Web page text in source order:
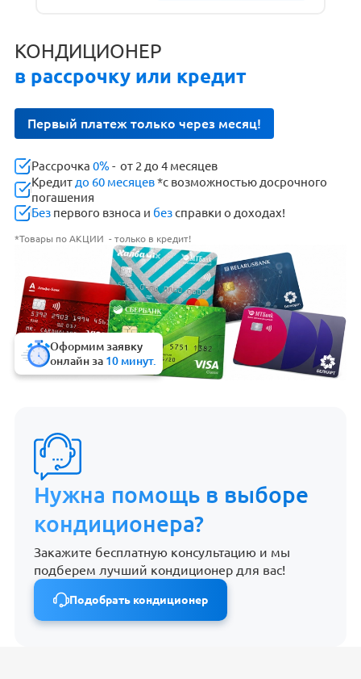
КОНДИЦИОНЕР
в рассрочку или кредит
Первый платеж только через месяц!
Рассрочка0% - от 2 до 4 месяцев
Кредит до 60 месяцев*с возможностью досрочного
погашения
Без первого взноса и безсправки о доходах!
*Товары по АКЦИИ - только в кредит!
Оформим заявку
онлайн за 10 минут.
Нужна помощь в выборе
кондиционера?
Закажите бесплатную консультацию и мы
подберем лучший кондиционер для вас!
Подобрать кондиционер